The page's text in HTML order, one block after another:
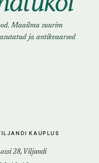
Maailma suurim
ja antikvaarsed
KAUPLUS
28, Viljandi